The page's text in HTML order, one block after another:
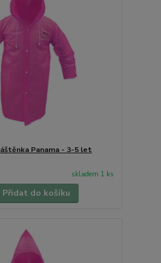
Panama - 3-5 let
skladem 1 ks
Přidat do košíku